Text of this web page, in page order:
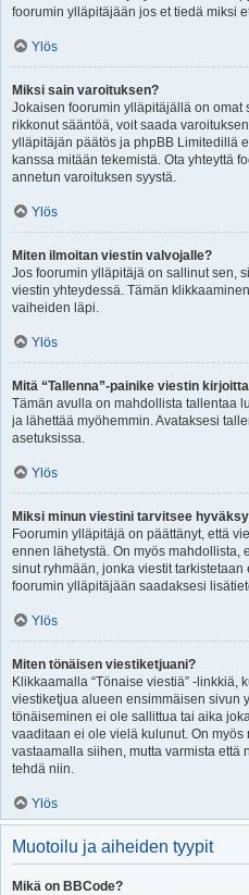
foorumin ylläpitäjään jos et tiedä miksi
Ylös
Miksi sain varoituksen?
Jokaisen foorumin ylläpitäjällä on
rikkonut sääntöä, voit saada
ylläpitäjän päätös ja phpBB Limitedillä
kanssa mitään tekemistä. Ota yhteyttä
annetun varoituksen syystä.
Ylös
Miten ilmoitan viestin valvojalle?
Jos foorumin ylläpitäjä on sallinut sen,
viestin yhteydessä. Tämän
vaiheiden läpi.
Ylös
Mitä “Tallenna”-painike viestin
Tämän avulla on mahdollista tallentaa
ja lähettää myöhemmin. Avataksesi
asetuksissa.
Ylös
Miksi minun viestini tarvitsee
Foorumin ylläpitäjä on päättänyt, että
ennen lähetystä. On myös mahdollista,
sinut ryhmään, jonka viestit
foorumin ylläpitäjään saadaksesi
Ylös
Miten tönäisen viestiketjuani?
Klikkaamalla “Tönaise viestiä” -linkkiä,
viestiketjua alueen ensimmäisen sivun
tönäiseminen ei ole sallittua tai aika
vaaditaan ei ole vielä kulunut. On
vastaamalla siihen, mutta varmista että
tehdä niin.
Ylös
Muotoilu ja aiheiden tyypit
Mikä on BBCode?